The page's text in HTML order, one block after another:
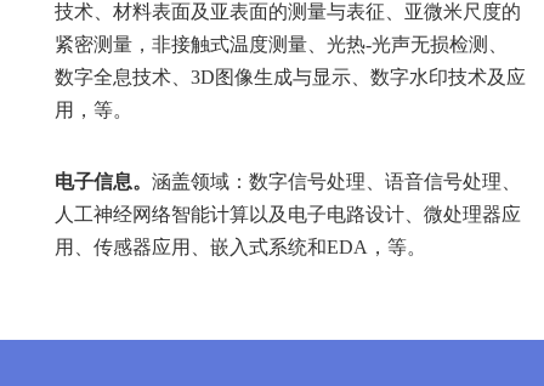
技术、材料表面及亚表面的测量与表征、亚微米尺度的
紧密测量，非接触式温度测量、光热-光声无损检测、
数字全息技术、3D图像生成与显示、数字水印技术及应
用，等。
电子信息。 涵盖领域：数字信号处理、语音信号处理、
人工神经网络智能计算以及电子电路设计、微处理器应
用、传感器应用、嵌入式系统和EDA，等。